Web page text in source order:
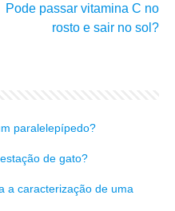
Pode passar vitamina C no
rosto e sair no sol?
paralelepípedo?
de gato?
a caracterização de uma